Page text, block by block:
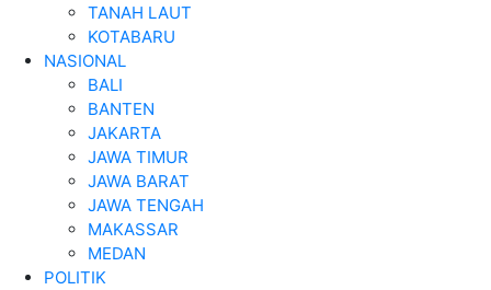
TANAH LAUT
KOTABARU
NASIONAL
BALI
BANTEN
JAKARTA
JAWA TIMUR
JAWA BARAT
JAWA TENGAH
MAKASSAR
MEDAN
POLITIK